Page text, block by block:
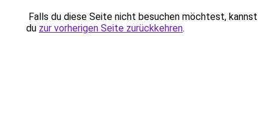
Falls du diese Seite nicht besuchen möchtest, kannst
du zur vorherigen Seite zurückkehren.